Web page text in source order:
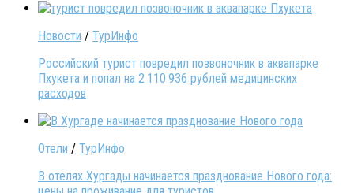
Новости / ТурИнфо
Российский турист повредил позвоночник в аквапарке
Пхукета и попал на 2 110 936 рублей медицинских
расходов
Отели / ТурИнфо
В отелях Хургады начинается празднование Нового года: